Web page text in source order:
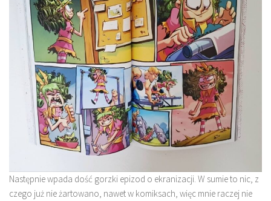
Następnie wpada dość gorzki epizod o ekranizacji. W sumie to nic, z
czego już nie żartowano, nawet w komiksach, więc mnie raczej nie